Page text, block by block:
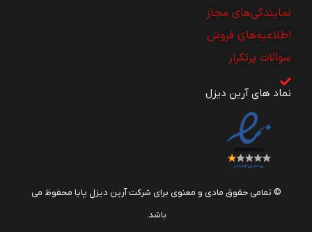
نمایندگی‌های مجاز
اطلاعیه‌های فروش
سوالات پرتکرار
نماد های آرین دیزل
© تمامی حقوق مادی و معنوی برای شرکت آرین دیزل پایا محفوظ می
باشد.